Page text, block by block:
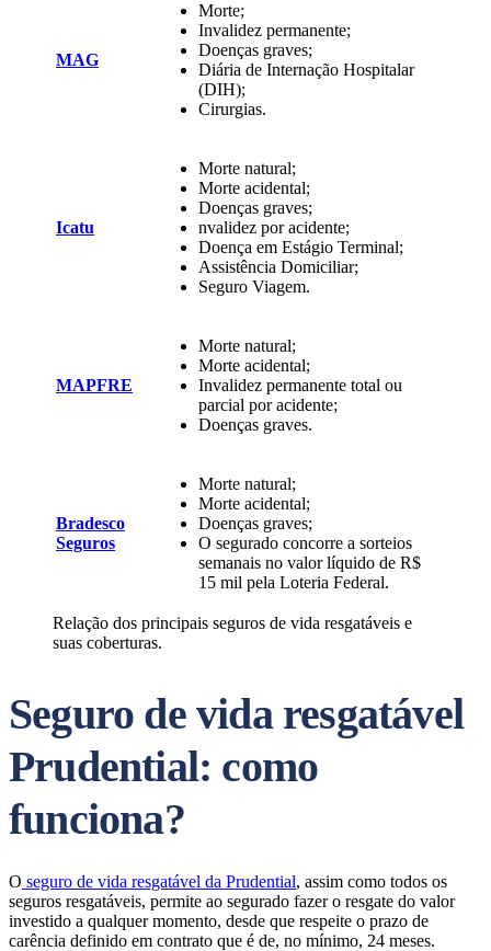
MAG
Morte;
Invalidez permanente;
Doenças graves;
Diária de Internação Hospitalar
(DIH);
Cirurgias.
Icatu
Morte natural;
Morte acidental;
Doenças graves;
nvalidez por acidente;
Doença em Estágio Terminal;
Assistência Domiciliar;
Seguro Viagem.
MAPFRE
Morte natural;
Morte acidental;
Invalidez permanente total ou
parcial por acidente;
Doenças graves.
Bradesco
Seguros
Morte natural;
Morte acidental;
Doenças graves;
O segurado concorre a sorteios
semanais no valor líquido de R$
15 mil pela Loteria Federal.
Relação dos principais seguros de vida resgatáveis e
suas coberturas.
Seguro de vida resgatável
Prudential: como
funciona?
O seguro de vida resgatável da Prudential, assim como todos os
seguros resgatáveis, permite ao segurado fazer o resgate do valor
investido a qualquer momento, desde que respeite o prazo de
carência definido em contrato que é de, no mínimo, 24 meses.